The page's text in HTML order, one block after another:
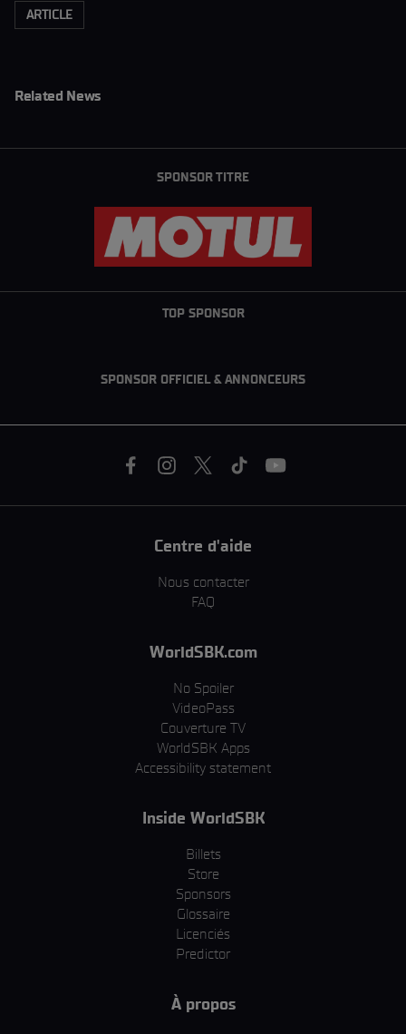
ARTICLE
Related News
SPONSOR TITRE
TOP SPONSOR
SPONSOR OFFICIEL & ANNONCEURS
Centre d'aide
Nous contacter
FAQ
WorldSBK.com
No Spoiler
VideoPass
Couverture TV
WorldSBK Apps
Accessibility statement
Inside WorldSBK
Billets
Store
Sponsors
Glossaire
Licenciés
Predictor
À propos